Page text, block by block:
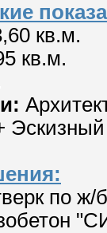
кв.м.
кв.м.
Эскизный
по ж/